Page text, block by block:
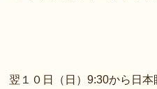
翌１０日（日）9:30から日